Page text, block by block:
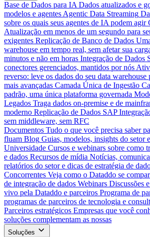
Base de Dados para IA Dados atualizados e
modelos e agentes Agentic Data Streaming
sobre os quais seus agentes de IA podem agir
Atualização em menos de um segundo para
exigentes Replicação de Banco de Dados
warehouse em tempo real, sem afetar sua
minutos e não em horas Integração de Dados
conectores gerenciados, mantidos por nós
reverso: leve os dados do seu data warehouse
mais avançadas Camada Única de Ingestão
padrão, uma única plataforma governada
Legados Traga dados on-premise e de
moderno Replicação de Dados SAP
sem middleware, sem RFC
Documentos Tudo o que você precisa saber
fluam Blog Guias, modelos, insights do setor
Universidade Cursos e webinars sobre como
e dados Recursos de mídia Notícias,
relatórios do setor e dicas de estratégia de
Concorrentes Veja como o Dataddo se
de integração de dados Webinars Discussões
vivo pela Dataddo e parceiros Programa de
programas de parceiros de tecnologia e
Parceiros estratégicos Empresas que você
soluções complementam as nossas
Soluções